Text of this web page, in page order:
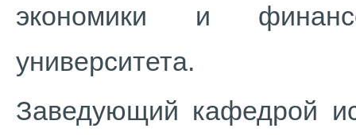
экономики и
университета.
Заведующий кафедрой